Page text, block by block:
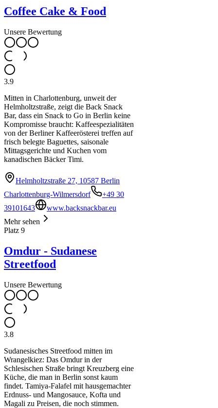
Coffee Cake & Food
Unsere Bewertung
3.9
Mitten in Charlottenburg, unweit der
Helmholtzstraße, zeigt die Back Snack
Bar, dass ein Snack to Go in Berlin keine
Kompromisse braucht: Kaffeespezialitäten
von der Berliner Kaffeerösterei treffen auf
frisch belegte Baguettes, saisonale
Mittagsgerichte und Kuchen vom
kanadischen Bäcker Timi.
Helmholtzstraße 27, 10587 Berlin
Charlottenburg-Wilmersdorf
+49 30
39101643
www.backsnackbar.eu
Mehr sehen
Platz 9
Omdur - Sudanese
Streetfood
Unsere Bewertung
3.8
Sudanesisches Streetfood mitten im
Wrangelkiez: Das Omdur in der
Schlesischen Straße bringt Kreuzberg eine
Küche, die man in Berlin sonst kaum
findet. Tamiya-Falafel mit hausgemachter
Erdnuss- und Mangosauce, Kofta und
Magali zu Preisen, die noch stimmen.